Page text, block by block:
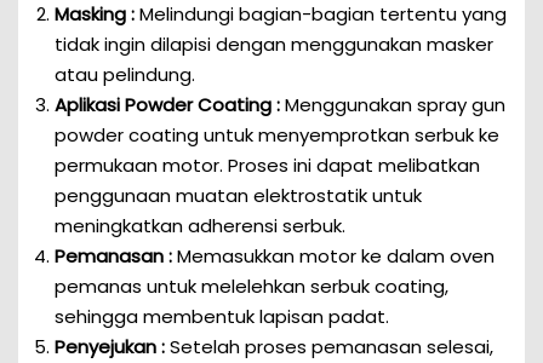
Masking :Melindungi bagian-bagian tertentu yang
tidak ingin dilapisi dengan menggunakan masker
atau pelindung.
Aplikasi Powder Coating :Menggunakan spray gun
powder coating untuk menyemprotkan serbuk ke
permukaan motor. Proses ini dapat melibatkan
penggunaan muatan elektrostatik untuk
meningkatkan adherensi serbuk.
Pemanasan :Memasukkan motor ke dalam oven
pemanas untuk melelehkan serbuk coating,
sehingga membentuk lapisan padat.
Penyejukan :Setelah proses pemanasan selesai,